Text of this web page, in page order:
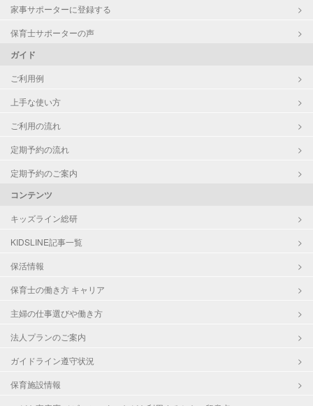
家事サポーターに登録する
保育士サポーターの声
ガイド
ご利用例
上手な使い方
ご利用の流れ
定期予約の流れ
定期予約のご案内
コンテンツ
キッズライン総研
KIDSLINE記事一覧
保活情報
保育士の働き方 キャリア
主婦の仕事選びや働き方
法人プランのご案内
ガイドライン遵守状況
保育施設情報